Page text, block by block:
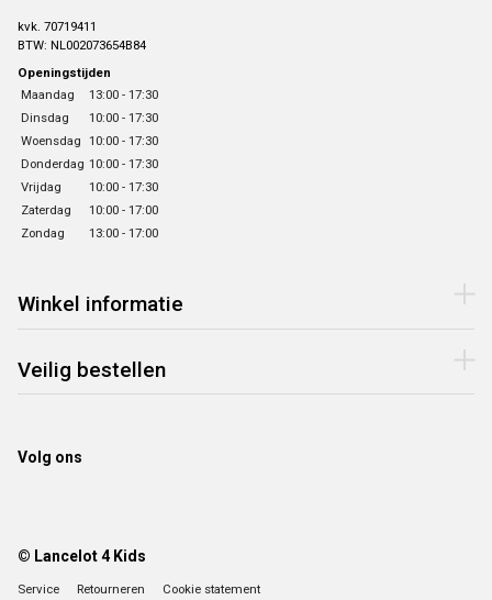
kvk. 70719411
BTW: NL002073654B84
Openingstijden
Maandag
13:00 - 17:30
Dinsdag
10:00 - 17:30
Woensdag 10:00 - 17:30
Donderdag 10:00 - 17:30
Vrijdag
10:00 - 17:30
Zaterdag
10:00 - 17:00
Zondag
13:00 - 17:00
Winkel informatie
Veilig bestellen
Volg ons
© Lancelot 4 Kids
Service Retourneren Cookie statement